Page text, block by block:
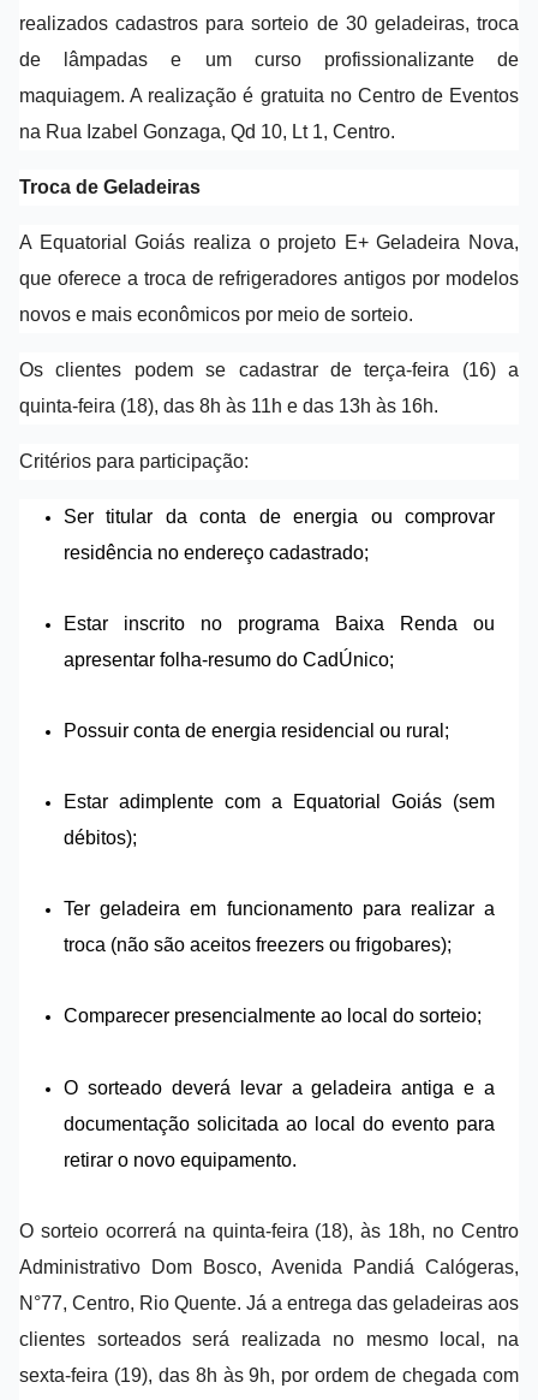
realizados cadastros para sorteio de 30 geladeiras, troca
de lâmpadas e um curso profissionalizante de
maquiagem. A realização é gratuita no Centro de Eventos
na Rua Izabel Gonzaga, Qd 10, Lt 1, Centro.
Troca de Geladeiras
A Equatorial Goiás realiza o projeto E+ Geladeira Nova,
que oferece a troca de refrigeradores antigos por modelos
novos e mais econômicos por meio de sorteio.
Os clientes podem se cadastrar de terça-feira (16) a
quinta-feira (18), das 8h às 11h e das 13h às 16h.
Critérios para participação:
Ser titular da conta de energia ou comprovar
residência no endereço cadastrado;
Estar inscrito no programa Baixa Renda ou
apresentar folha-resumo do CadÚnico;
Possuir conta de energia residencial ou rural;
Estar adimplente com a Equatorial Goiás (sem
débitos);
Ter geladeira em funcionamento para realizar a
troca (não são aceitos freezers ou frigobares);
Comparecer presencialmente ao local do sorteio;
O sorteado deverá levar a geladeira antiga e a
documentação solicitada ao local do evento para
retirar o novo equipamento.
O sorteio ocorrerá na quinta-feira (18), às 18h, no Centro
Administrativo Dom Bosco, Avenida Pandiá Calógeras,
N°77, Centro, Rio Quente. Já a entrega das geladeiras aos
clientes sorteados será realizada no mesmo local, na
sexta-feira (19), das 8h às 9h, por ordem de chegada com